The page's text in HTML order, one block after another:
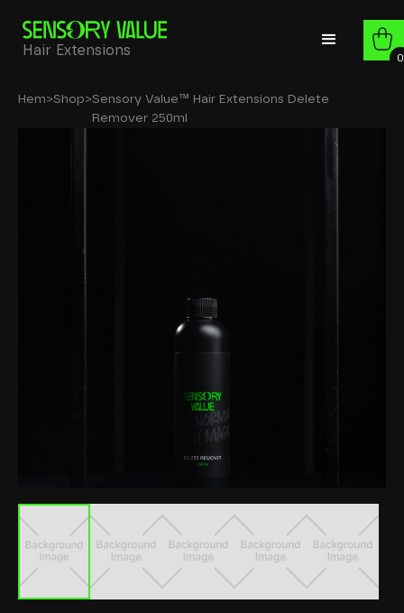
Hair Extensions 0
Hem>Shop>Sensory Value™ Hair Extensions Delete
Remover 250ml